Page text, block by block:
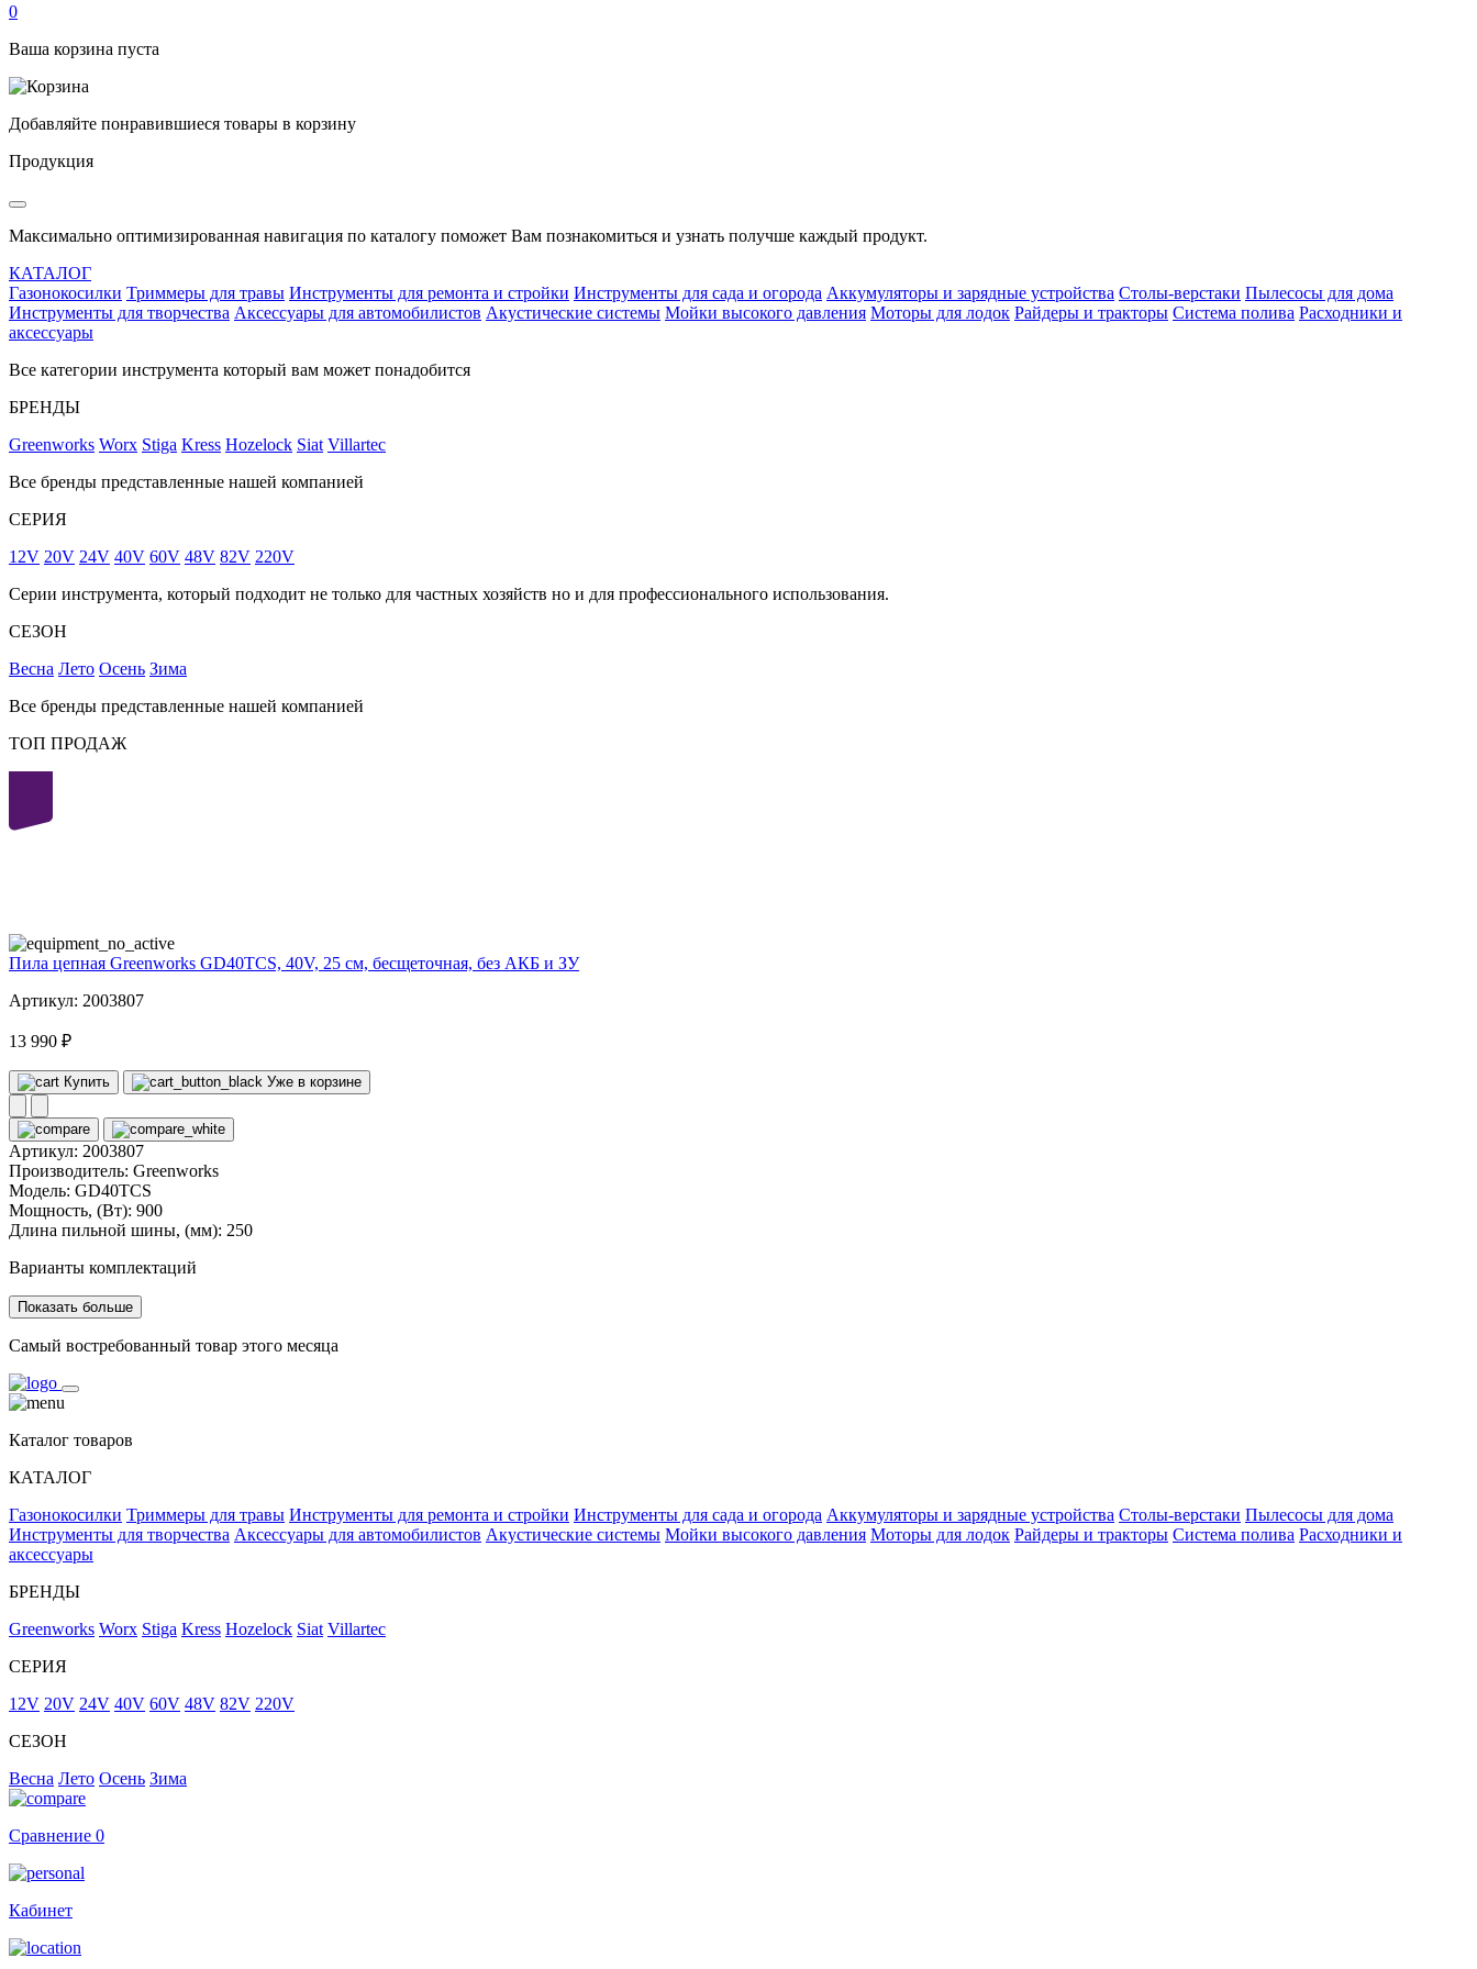
0
Ваша корзина пуста
Добавляйте понравившиеся товары в корзину
Продукция
Максимально оптимизированная навигация по каталогу поможет Вам познакомиться и узнать получше каждый продукт.
КАТАЛОГ
Газонокосилки Триммеры для травы Инструменты для ремонта и стройки Инструменты для сада и огорода Аккумуляторы и зарядные устройства Столы-верстаки Пылесосы для дома
Инструменты для творчества Аксессуары для автомобилистов Акустические системы Мойки высокого давления Моторы для лодок Райдеры и тракторы Система полива Расходники и
аксессуары
Все категории инструмента который вам может понадобится
БРЕНДЫ
Greenworks Worx Stiga Kress Hozelock Siat Villartec
Все бренды представленные нашей компанией
СЕРИЯ
12V 20V 24V 40V 60V 48V 82V 220V
Серии инструмента, который подходит не только для частных хозяйств но и для профессионального использования.
СЕЗОН
Весна Лето Осень Зима
Все бренды представленные нашей компанией
ТОП ПРОДАЖ
Пила цепная Greenworks GD40TCS, 40V, 25 см, бесщеточная, без АКБ и ЗУ
Артикул: 2003807
13 990 ₽
Купить Уже в корзине
Артикул: 2003807
Производитель: Greenworks
Модель: GD40TCS
Мощность, (Вт): 900
Длина пильной шины, (мм): 250
Варианты комплектаций
Показать больше
Самый востребованный товар этого месяца
Каталог товаров
КАТАЛОГ
Газонокосилки Триммеры для травы Инструменты для ремонта и стройки Инструменты для сада и огорода Аккумуляторы и зарядные устройства Столы-верстаки Пылесосы для дома
Инструменты для творчества Аксессуары для автомобилистов Акустические системы Мойки высокого давления Моторы для лодок Райдеры и тракторы Система полива Расходники и
аксессуары
БРЕНДЫ
Greenworks Worx Stiga Kress Hozelock Siat Villartec
СЕРИЯ
12V 20V 24V 40V 60V 48V 82V 220V
СЕЗОН
Весна Лето Осень Зима
Сравнение 0
Кабинет